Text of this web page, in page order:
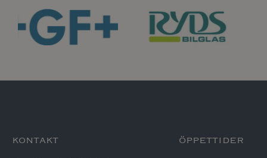
kontakt öppettider